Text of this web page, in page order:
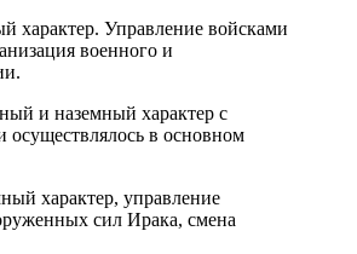
характер. Управление войсками
военного и
и наземный характер с
в основном
характер, управление
сил Ирака, смена